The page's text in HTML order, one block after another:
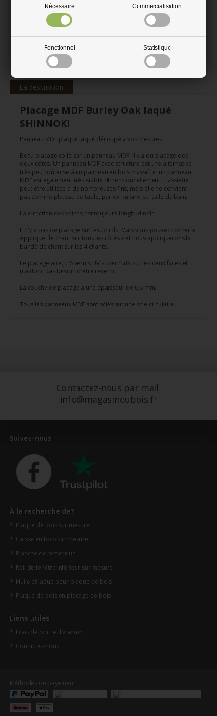
Nécessaire Commercialisation
Fonctionnel Statistique
Besion d'aide avec votre commande?
Contactez-nous par mail
info@magasindubois.fr
La description
Placage MDF Burley Oak laqué
SHINNOKI
Panneau MDF plaqué laqué découpé à vos mesures.
Beau placage collé sur un panneau MDF. Il y a du placage des
deux côtés. Un panneau MDF avec structure est une alternative
très peu coûteuse à un panneau en bois massif, et un panneau
MDF est également très stable dimensionnellement. L'assiette
peut être utilisée à de nombreuses fins, mais elle ne convient
pas comme plateau de table, par ex. cuisine ou salle de bain.
La direction des veines est toujours longitudinale.
Il n'y a pas de placage sur les bords. Mais vous pouvez cocher «
Appliquer le chant sur tous les côtés » et nous appliquerons la
bande de chant sur les 4 chants.
Le placage a reçu 6 vernis UV supermats sur les deux faces et
n'a donc pas besoin d'être reverni.
La couche de placage a une épaisseur de 0,6 mm.
Tous les panneaux MDF sont sciés sur une scie circulaire.
Contactez-nous par mail
info@magasindubois.fr
Suivez-nous
À la recherche de?
Plaque de bois sur mesure
Caisse en bois sur mesure
Planche de remorque
Rail de fenêtre inférieur sur mesure
Huile et laque pour plaque de bois
Plaque de bois en placage de bois
Liens utiles
Frais de port et livraison
Contactez-nous
Méthodes de payement: